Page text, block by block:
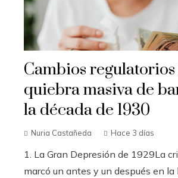
Cambios
quiebra masiva de
la década de 1930
Nuria Castañeda Hace 3 días
1. La Gran Depresión de 1929La
marcó un antes y un después en